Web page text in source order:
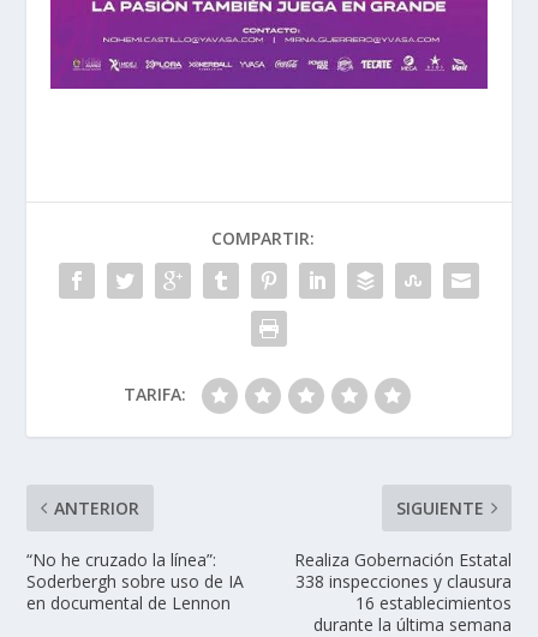
COMPARTIR:
TARIFA:
ANTERIOR
“No he cruzado la línea”:
Soderbergh sobre uso de IA
en documental de Lennon
SIGUIENTE
Realiza Gobernación Estatal
338 inspecciones y clausura
16 establecimientos
durante la última semana